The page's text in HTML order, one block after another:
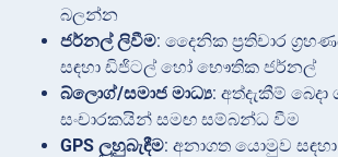
බලන්න
ජර්නල් ලිවීම: දෛනික ප්‍රතිචාර
සඳහා ඩිජිටල් හෝ භෞතික ජර්නල්
බ්ලොග්/සමාජ මාධ්‍ය: අත්දැකීම්
සංචාරකයින් සමඟ සම්බන්ධ වීම
GPS ලුහුබැඳීම: අනාගත යොමුව